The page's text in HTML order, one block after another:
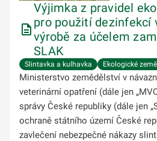
Výjimka z pravidel
pro použití dezinfekcí
výrobě za účelem
SLAK
Slintavka a kulhavka Ekologické
Ministerstvo zemědělství v
veterinární opatření (dále jen
správy České republiky (dále jen
ochraně státního území České
zavlečení nebezpečné nákazy